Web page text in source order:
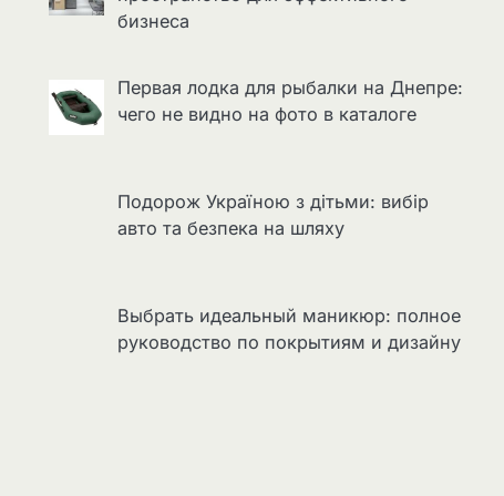
бизнеса
Первая лодка для рыбалки на Днепре:
чего не видно на фото в каталоге
Подорож Україною з дітьми: вибір
авто та безпека на шляху
Выбрать идеальный маникюр: полное
руководство по покрытиям и дизайну